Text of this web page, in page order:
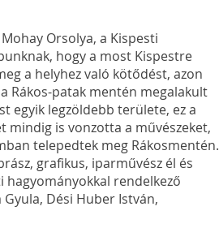
Orsolya, a Kispesti
hogy a most Kispestre
a helyhez való kötődést, azon
Rákos-patak mentén megalakult
egyik legzöldebb területe, ez a
mindig is vonzotta a művészeket,
telepedtek meg Rákosmentén.
grafikus, iparművész él és
hagyományokkal rendelkező
Dési Huber István,